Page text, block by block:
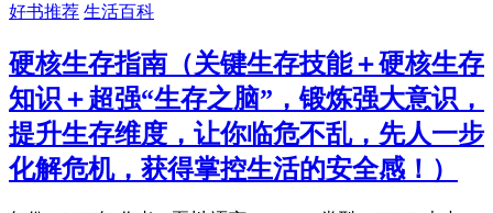
好书推荐 生活百科
硬核生存指南（关键生存技能＋硬核生存
知识＋超强“生存之脑”，锻炼强大意识，
提升生存维度，让你临危不乱，先人一步
化解危机，获得掌控生活的安全感！）